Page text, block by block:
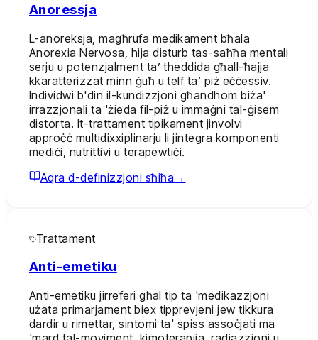
Anoressja
L-anoreksja, magħrufa medikament bħala
Anorexia Nervosa, hija disturb tas-saħħa mentali
serju u potenzjalment ta’ theddida għall-ħajja
kkaratterizzat minn ġuħ u telf ta’ piż eċċessiv.
Individwi b'din il-kundizzjoni għandhom biża'
irrazzjonali ta 'żieda fil-piż u immaġni tal-ġisem
distorta. It-trattament tipikament jinvolvi
approċċ multidixxiplinarju li jintegra komponenti
mediċi, nutrittivi u terapewtiċi.
Aqra d-definizzjoni sħiħa →
Trattament
Anti-emetiku
Anti-emetiku jirreferi għal tip ta 'medikazzjoni
użata primarjament biex tipprevjeni jew tikkura
dardir u rimettar, sintomi ta' spiss assoċjati ma